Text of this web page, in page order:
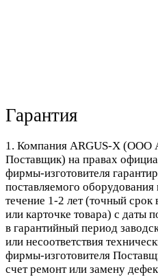
Гарантия
1. Компания ARGUS-X (ООО
Поставщик) на правах
фирмы-изготовителя
поставляемого
течение 1-2 лет (точный срок
или карточке товара) с даты
в гарантийный период
или несоответствия
фирмы-изготовителя
счет ремонт или замену